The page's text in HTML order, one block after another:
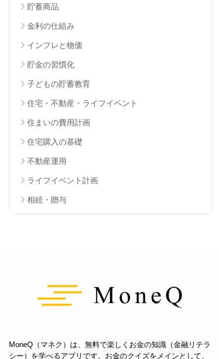
貯蓄商品
金利の仕組み
インフレと物価
貯金の習慣化
子どもの貯蓄教育
住宅・不動産・ライフイベント
住まいの費用計画
住宅購入の基礎
不動産運用
ライフイベント計画
相続・贈与
MoneQ（マネク）は、無料で楽しくお金の知識（金融リテラ
シー）を学べるアプリです。お金のクイズをメインとして、